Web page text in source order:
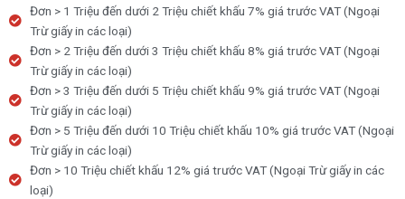
Đơn > 1 Triệu đến dưới 2 Triệu chiết khấu 7% giá trước VAT (Ngoại
Trừ giấy in các loại)
Đơn > 2 Triệu đến dưới 3 Triệu chiết khấu 8% giá trước VAT (Ngoại
Trừ giấy in các loại)
Đơn > 3 Triệu đến dưới 5 Triệu chiết khấu 9% giá trước VAT (Ngoại
Trừ giấy in các loại)
Đơn > 5 Triệu đến dưới 10 Triệu chiết khấu 10% giá trước VAT (Ngoại
Trừ giấy in các loại)
Đơn > 10 Triệu chiết khấu 12% giá trước VAT (Ngoại Trừ giấy in các
loại)